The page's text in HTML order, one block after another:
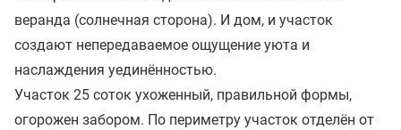
веранда (солнечная сторона). И дом, и участок
создают непередаваемое ощущение уюта и
наслаждения уединённостью.
Участок 25 соток ухоженный, правильной формы,
огорожен забором. По периметру участок отделён от